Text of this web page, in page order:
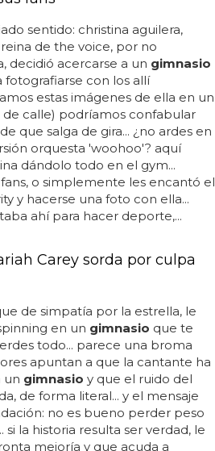
sentido: christina aguilera,
reina de the voice, por no
decidió acercarse a un gimnasio
fotografiarse con los allí
estas imágenes de ella en un
de calle) podríamos confabular
que salga de gira... ¿no ardes en
orquesta 'woohoo'? aquí
dándolo todo en el gym...
o simplemente les encantó el
y hacerse una foto con ella...
ahí para hacer deporte,...
Carey sorda por culpa
de simpatía por la estrella, le
en un gimnasio que te
todo... parece una broma
apuntan a que la cantante ha
un gimnasio y que el ruido del
de forma literal... y el mensaje
no es bueno perder peso
la historia resulta ser verdad, le
mejoría y que acuda a